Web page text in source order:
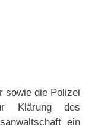
sowie die Polizei
Klärung des
ein